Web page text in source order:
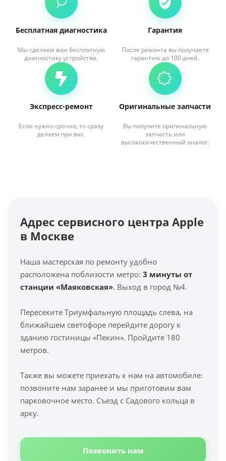
Бесплатная диагностика
Мы сделаем вам бесплатную
диагностику устройства.
Гарантия
После ремонта вы получаете
гарантию до 100 дней.
Экспресс-ремонт
Если нужно срочно, то сразу
делаем при вас.
Оригинальные запчасти
Вы получите оригинальную
запчасть или
высококачественный аналог.
Адрес сервисного центра Apple
в Москве
Наша мастерская по ремонту удобно
расположена поблизости метро: 3 минуты от
станции «Маяковская». Выход в город №4.
Пересеките Триумфальную площадь слева, на
ближайшем светофоре перейдите дорогу к
зданию гостиницы «Пекин». Пройдите 180
метров.
Также вы можете приехать к нам на автомобиле:
позвоните нам заранее и мы приготовим вам
парковочное место. Съезд с Садового кольца в
арку.
Позвонить нам